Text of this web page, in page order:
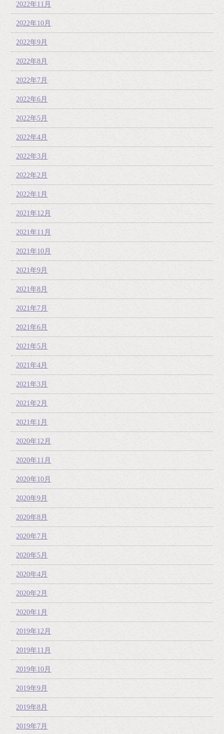
2022年11月
2022年10月
2022年9月
2022年8月
2022年7月
2022年6月
2022年5月
2022年4月
2022年3月
2022年2月
2022年1月
2021年12月
2021年11月
2021年10月
2021年9月
2021年8月
2021年7月
2021年6月
2021年5月
2021年4月
2021年3月
2021年2月
2021年1月
2020年12月
2020年11月
2020年10月
2020年9月
2020年8月
2020年7月
2020年5月
2020年4月
2020年2月
2020年1月
2019年12月
2019年11月
2019年10月
2019年9月
2019年8月
2019年7月